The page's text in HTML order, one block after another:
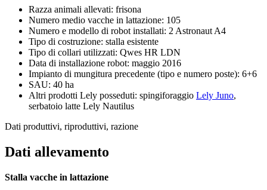
Razza animali allevati: frisona
Numero medio vacche in lattazione: 105
Numero e modello di robot installati: 2 Astronaut A4
Tipo di costruzione: stalla esistente
Tipo di collari utilizzati: Qwes HR LDN
Data di installazione robot: maggio 2016
Impianto di mungitura precedente (tipo e numero poste): 6+6
SAU: 40 ha
Altri prodotti Lely posseduti: spingiforaggio Lely Juno,
serbatoio latte Lely Nautilus
Dati produttivi, riproduttivi, razione
Dati allevamento
Stalla vacche in lattazione